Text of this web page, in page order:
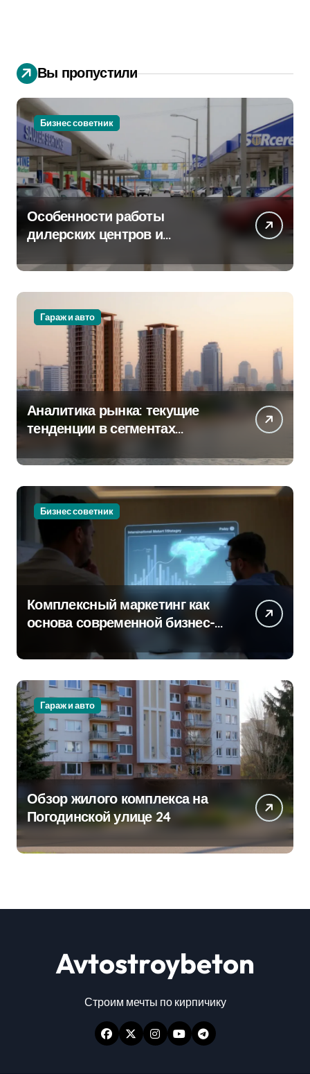
Вы пропустили
Бизнес советник
Особенности работы
дилерских центров и
крупных проспектах
Гараж и авто
Аналитика рынка: текущие
тенденции в сегментах
Бизнес советник
Комплексный маркетинг как
основа современной бизнес-
Гараж и авто
Обзор жилого комплекса на
Погодинской улице 24
Avtostroybeton
Строим мечты по кирпичику